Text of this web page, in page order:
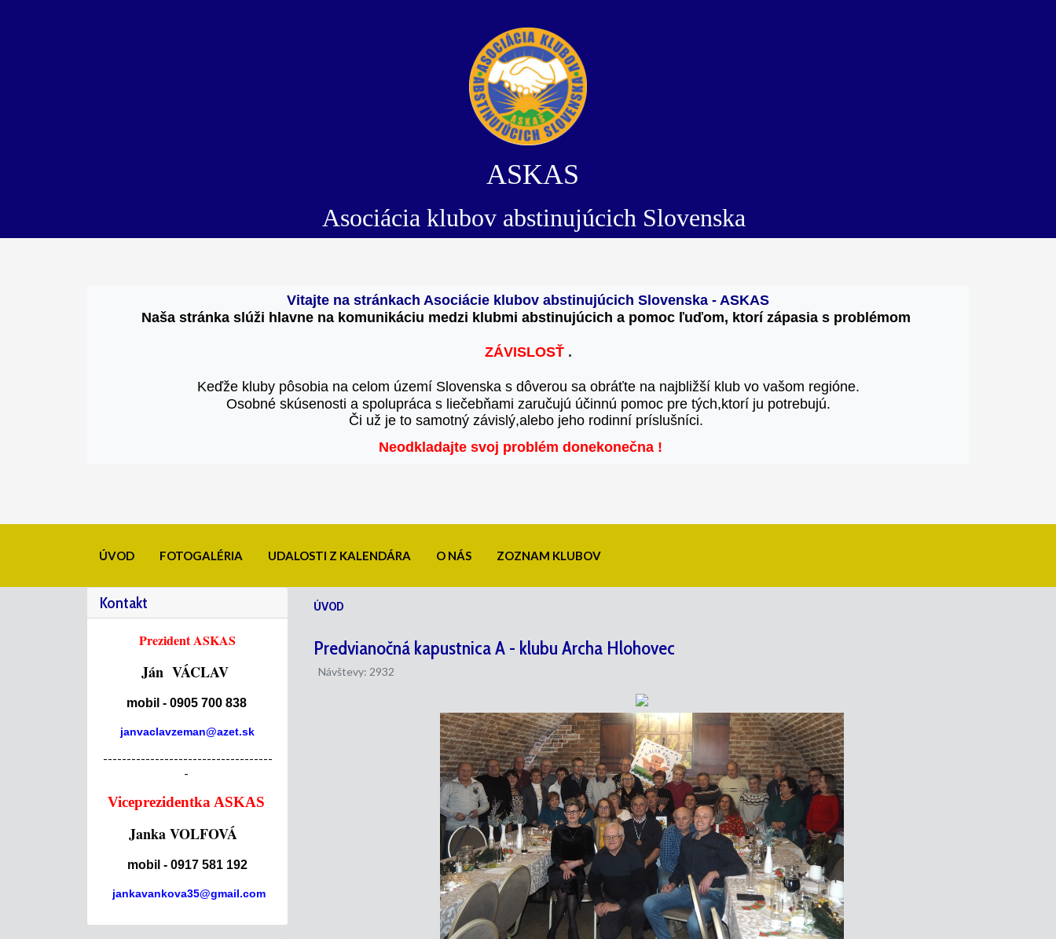
ASKAS
Asociácia klubov abstinujúcich Slovenska
Vitajte na stránkach Asociácie klubov abstinujúcich Slovenska - ASKAS
Naša stránka slúži hlavne na komunikáciu medzi klubmi abstinujúcich a pomoc ľuďom, ktorí zápasia s problémom
ZÁVISLOSŤ .
Keďže kluby pôsobia na celom území Slovenska s dôverou sa obráťte na najbližší klub vo vašom regióne.
Osobné skúsenosti a spolupráca s liečebňami zaručujú účinnú pomoc pre tých,ktorí ju potrebujú.
Či už je to samotný závislý,alebo jeho rodinní príslušníci.
Neodkladajte svoj problém donekonečna !
ÚVOD FOTOGALÉRIA UDALOSTI Z KALENDÁRA O NÁS ZOZNAM KLUBOV
ÚVOD
Predvianočná kapustnica A - klubu Archa Hlohovec
Návštevy: 2932
Kontakt
Prezident ASKAS
Ján VÁCLAV
mobil - 0905 700 838
janvaclavzeman@azet.sk
------------------------------------
-
Viceprezidentka ASKAS
Janka VOLFOVÁ
mobil - 0917 581 192
jankavankova35@gmail.com